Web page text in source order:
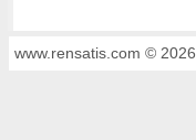
www.rensatis.com © 2026